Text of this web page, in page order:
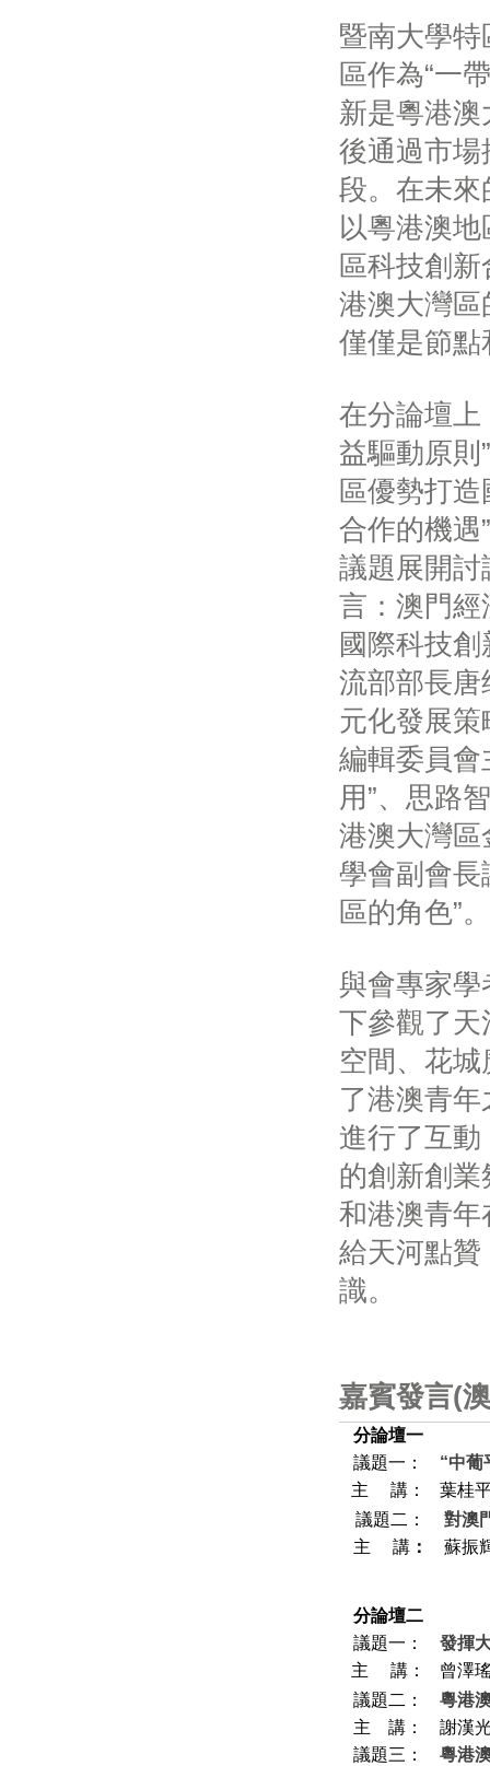
暨南大學
區作為“一
新是粵港
後通過市
段。在未
以粵港澳
區科技創
港澳大灣
僅僅是節
在分論壇上
益驅動原則
區優勢打
合作的機遇
議題展開
言：澳門經
國際科技
流部部長唐
元化發展策
編輯委員會
用”、思路
港澳大灣區
學會副會長
區的角色”。
與會專家
下參觀了
空間、花
了港澳青
進行了互
的創新創
和港澳青
給天河點
識。
嘉賓發言(
分論壇一
議題一：
“中葡
主 講：
葉桂
議題二：
對澳
主 講 ： 蘇振
分論壇二
議題一：
發揮
主 講：
曾澤
議題二：
粵港
主 講：
謝漢
議題三：
粵港